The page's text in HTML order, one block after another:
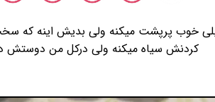
خوب پرپشت میکنه ولی بدیش اینه که
کردنش سیاه میکنه ولی درکل من دوستش